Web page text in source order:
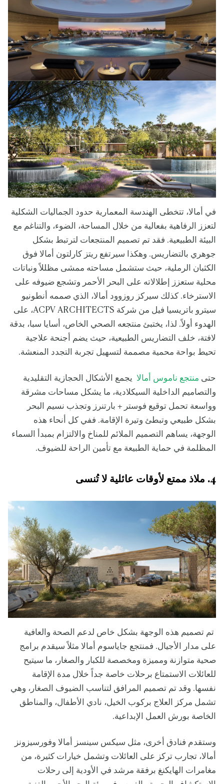
في أمالا، تتخطى الهندسة المعمارية حدود الجماليات الشكلية
لتعزز الرفاهية بفعالية من خلال المساحة، الضوء، والتناغم مع
البيئة الطبيعية. فقد تم تصميم المنتجعات لترتبط بشكل
جوهري بالتضاريس. وهكذا سيرتفع ريتز كارلتون أمالا فوق
الكثبان الرملية، حيث ستشمل مساحته ممشى مظللاً ونباتات
محلية ستعزز إطلالاته على البحر الأحمر وتشجع ضيوفه على
الاسترخاء. كذلك سيركز روزوود أمالا، الذي صممه أنطونيو
سيترو باتريسيا فيل من شركة ACPV ARCHITECTS، على
الهدوء أولاً. لذا، يختبئ منتجعه الصحي الخاص، أسايا سبا، بدقة
لافتة، خلف التضاريس الطبيعية، حيث يضم أجنحة علاجية
تحيط بواحة محمية مصممة لتسهيل تجربة التجدد المنعشة.
حتى منتجع ناموس أمالا يجمع الأشكال الحجازية التقليدية
والتصاميم الداخلية السيكلادية، ما يشكل مساحات مشرقة
وواسعة تحمل توقيع فوستر + بارتنرز وتجذب نسيم البحر
بشكل طبيعي وتبطئ وتيرة الإقامة. ففي كل أنحاء هذه
الوجهة، يساهم التصميم الملائم للمناخ والالتزام بمبدأ السماء
المظلمة في حماية الطبيعة مع تأمين الراحة للضيوف.
4. ملاذ ممتع لأوقات عائلية لا تُنسى
تم تصميم هذه الوجهة بشكل خاص لدعم الصحة والعافية
على مدار الأجيال. فمنتجع جاياسوم أمالا مثلاً سيقدم برامج
صحية متوازنة ومميزة ومخصصة للكبار والصغار، ما سيتيح
للعائلات الاستمتاع برحلات خاصة جداً خلال مدة الإقامة
نفسها. وقد تم تصميم المرافق لتناسب الضيوف الصغار، وهي
تشمل مركز العلاج بركوب الخيل، نادي الأطفال، والمناطق
الخاصة بورش العمل الإبداعية.
وستقدم فنادق أخرى، مثل سيكس سينسز أمالا وفورسيزونز
أمالا، تجارب تركز على العائلات وتشمل خيارات كثيرة، من
مغامرات الهايكنغ برفقة مرشد في الأودية إلى رحلات